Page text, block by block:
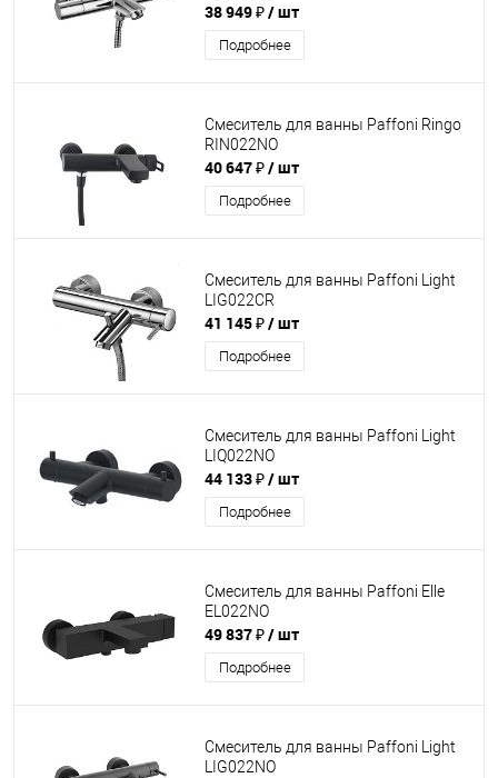
38 949 ₽/ шт
Подробнее
Смеситель для ванны Paffoni Ringo
RIN022NO
40 647 ₽/ шт
Подробнее
Смеситель для ванны Paffoni Light
LIG022CR
41 145 ₽/ шт
Подробнее
Смеситель для ванны Paffoni Light
LIQ022NO
44 133 ₽/ шт
Подробнее
Смеситель для ванны Paffoni Elle
EL022NO
49 837 ₽/ шт
Подробнее
Смеситель для ванны Paffoni Light
LIG022NO